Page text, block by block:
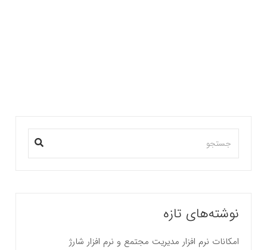
نوشته‌های تازه
امکانات نرم افزار مدیریت مجتمع و نرم افزار شارژ